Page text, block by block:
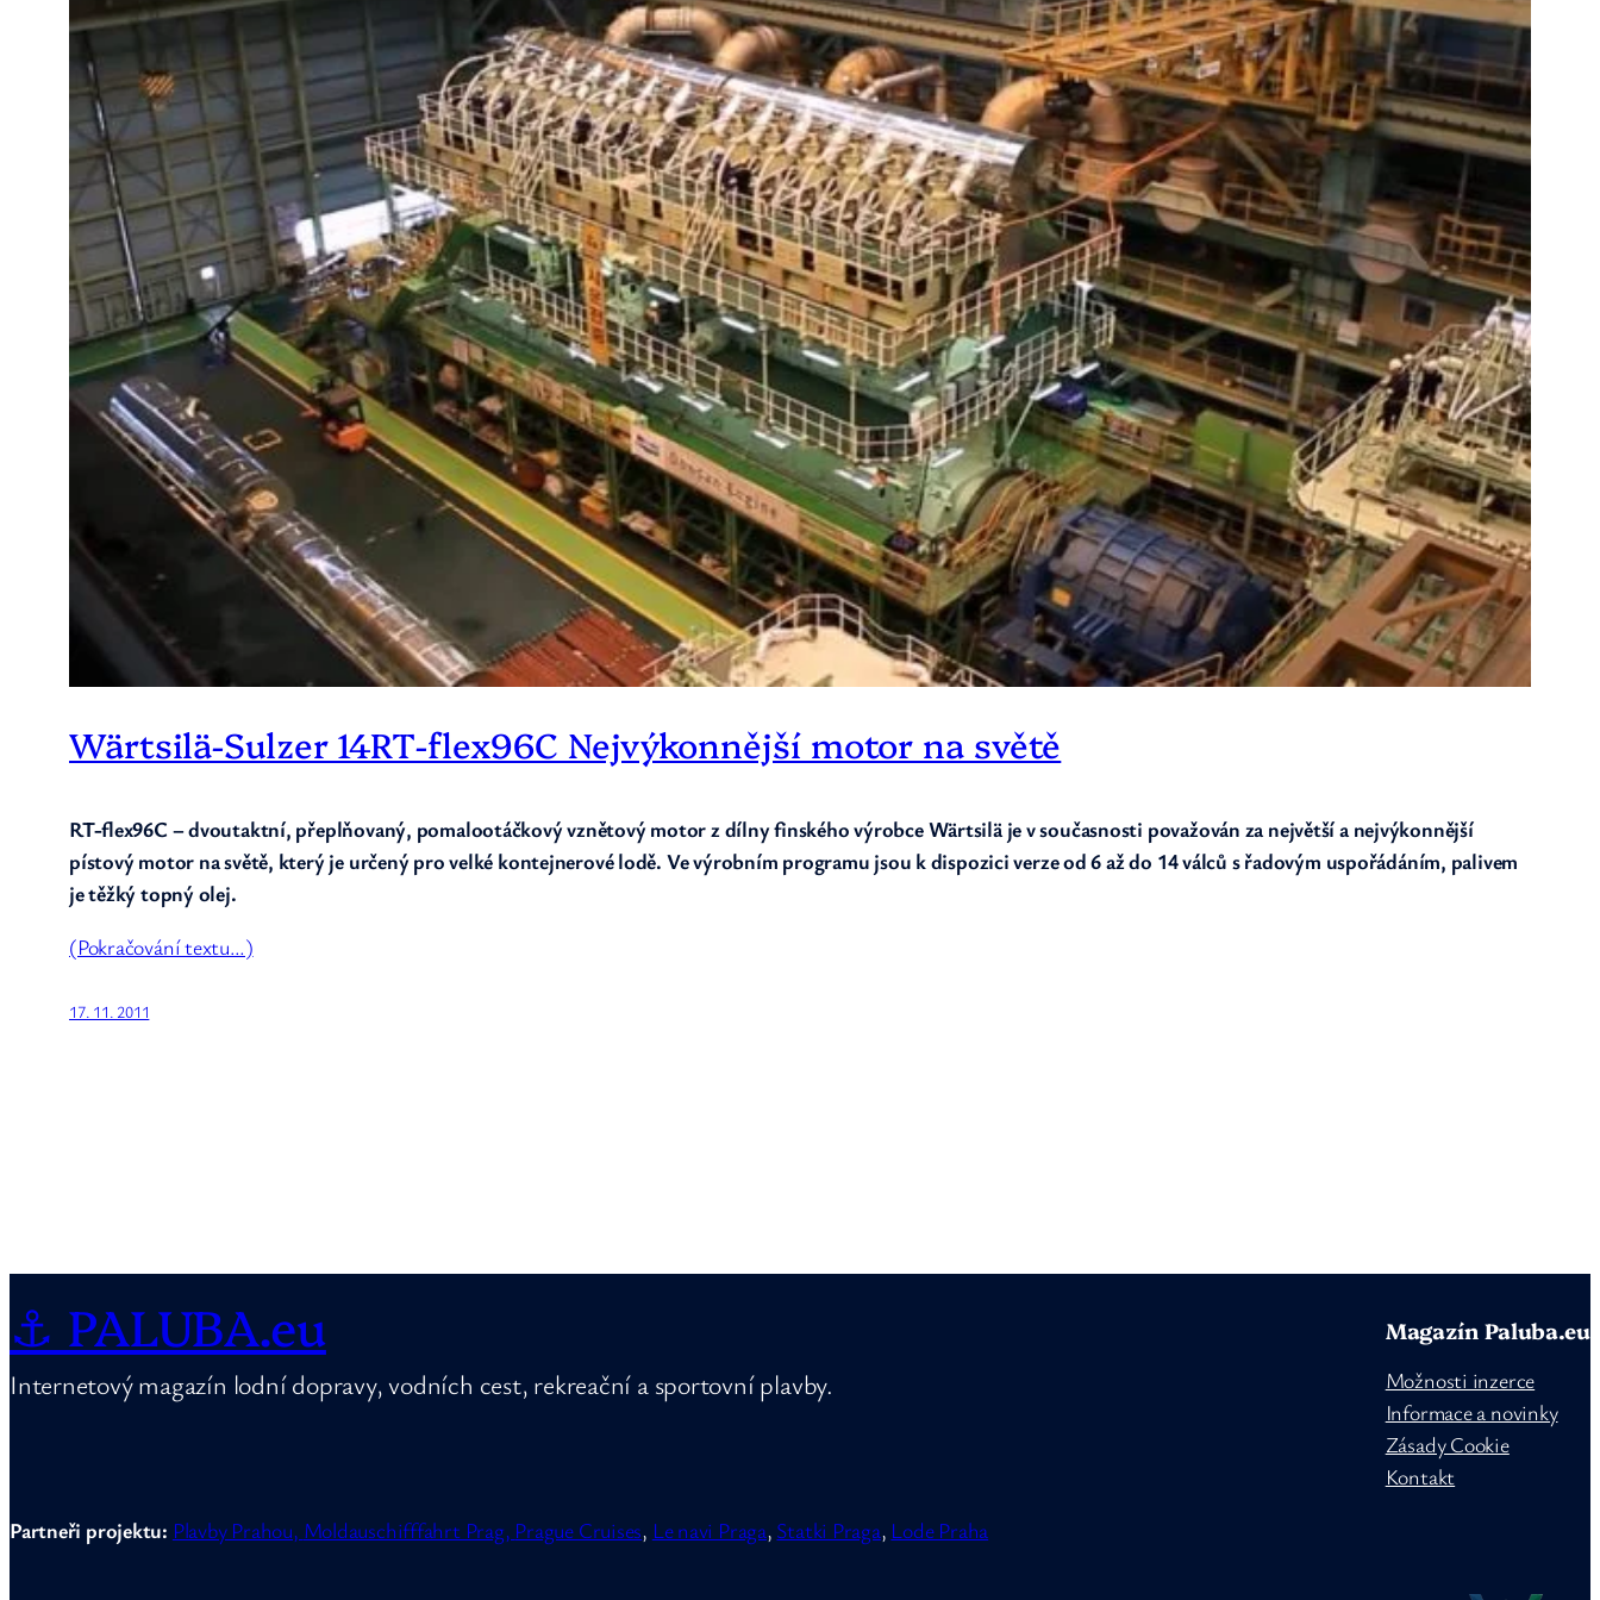
Wärtsilä-Sulzer 14RT-flex96C Nejvýkonnější motor na světě
RT-flex96C – dvoutaktní, přeplňovaný, pomalootáčkový vznětový motor z dílny finského výrobce Wärtsilä je v současnosti považován za největší a nejvýkonnější
pístový motor na světě, který je určený pro velké kontejnerové lodě. Ve výrobním programu jsou k dispozici verze od 6 až do 14 válců s řadovým uspořádáním, palivem
je těžký topný olej.
(Pokračování textu…)
17. 11. 2011
⚓ PALUBA.eu
Internetový magazín lodní dopravy, vodních cest, rekreační a sportovní plavby.
Magazín Paluba.eu
Možnosti inzerce
Informace a novinky
Zásady Cookie
Kontakt
Partneři projektu: Plavby Prahou, Moldauschifffahrt Prag, Prague Cruises, Le navi Praga, Statki Praga, Lode Praha